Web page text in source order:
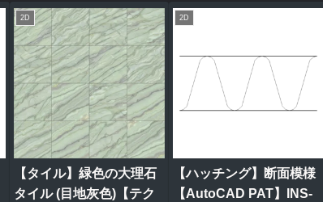
2D
【タイル】緑色の大理石
タイル (目地灰色)【テク
2D
【ハッチング】断面模様
【AutoCAD PAT】INS-